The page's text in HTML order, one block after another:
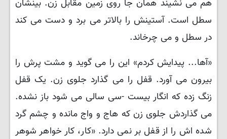
هم می نشیند همان جا روی زمین مقابل زن. بینشان
سطل است. آستینش را بالاتر می برد و دست می کند
در سطل و می چرخاند.
«آها... پیدایش کردم» این را می گوید و مشت پرش را
بیرون می آورد. قفل را می گذارد جلوی زن. یک قفل
زنگ زده که انگار بیست -سی سالی می شود باز نشده.
می گذاردش جلوی زن که هاج و واج مانده و چشم گرد
شده اش را از قفل بر نمی دارد. «کار، کار خواهر شوهر